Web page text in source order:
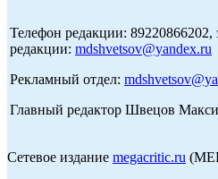
Телефон редакции: 89220866202,
редакции: mdshvetsov@yandex.ru
Рекламный отдел:
Главный редактор Швецов
Сетевое издание megacritic.ru